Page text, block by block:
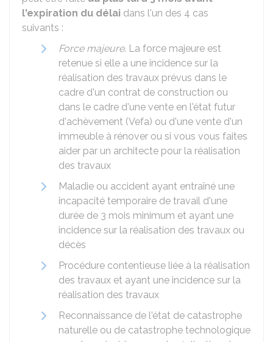
l'expiration du délai dans l'un des 4 cas
suivants :
Force majeure. La force majeure est
retenue si elle a une incidence sur la
réalisation des travaux prévus dans le
cadre d'un contrat de construction ou
dans le cadre d'une vente en l'état futur
d'achèvement (Vefa) ou d'une vente d'un
immeuble à rénover ou si vous vous faites
aider par un architecte pour la réalisation
des travaux
Maladie ou accident ayant entraîné une
incapacité temporaire de travail d'une
durée de 3 mois minimum et ayant une
incidence sur la réalisation des travaux ou
décès
Procédure contentieuse liée à la réalisation
des travaux et ayant une incidence sur la
réalisation des travaux
Reconnaissance de l'état de catastrophe
naturelle ou de catastrophe technologique